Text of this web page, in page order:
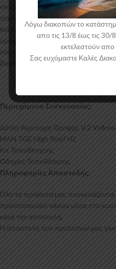
σε καλούπια αλουμινίου για
παραγωγή. Είναι ελεγμένα για
και έχουν σχεδιαστεί με την
οροφής για το Volkswagen Crafter
του υλικού. Το προϊόν θα πρέπει να
βαφτεί στο χρώμα της επιλογής σας.
Περιεχόμενα Συσκευασίας:
Διπλή Αεροτομή Οροφής V.2
MAN TGE High Roof H2
Κιτ Τοποθέτησης
Οδηγίες Τοποθέτησης
Πληροφορίες Αποστολής:
Όλα τα προϊόντα μας συσκευάζονται
προστατευτικό νάιλον μέσα στο
κατά την αποστολή.
Η αποστολή των προϊόντων μας
Λόγω διακοπών το
απο τις 13/8 έως τις 30/
εκτελεστούν απο
Σας ευχόμαστε Καλές